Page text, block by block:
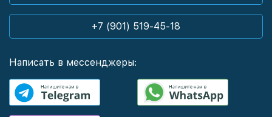
+7 (901) 519-45-18
Написать в мессенджеры: